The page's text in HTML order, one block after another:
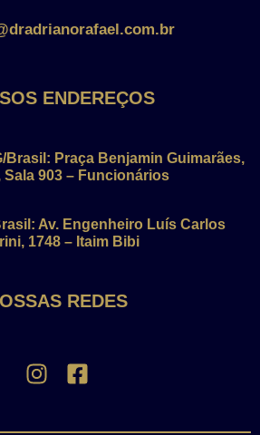
ENDEREÇOS
Brasil: Praça Benjamin Guimarães,
Sala 903 – Funcionários
Av. Engenheiro Luís Carlos
1748 – Itaim Bibi
REDES